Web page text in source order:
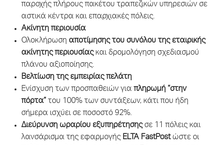
παροχής πλήρους πακέτου τραπεζικών υπηρεσιών σε
αστικά κέντρα και επαρχιακές πόλεις.
Ακίνητη περιουσία
Ολοκλήρωση αποτίμησης του συνόλου της εταιρικής
ακίνητης περιουσίαςκαι δρομολόγηση σχεδιασμού
πλάνου αξιοποίησης.
Βελτίωση της εμπειρίας πελάτη
Ενίσχυση των προσπαθειών για πληρωμή “στην
πόρτα” του 100% των συντάξεων, κάτι που ήδη
σήμερα ισχύει σε ποσοστό 92%.
Διεύρυνση ωραρίου εξυπηρέτησηςσε 11 πόλεις και
λανσάρισμα της εφαρμογής ELTA FastPostώστε οι